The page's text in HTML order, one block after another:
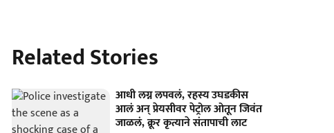
Related Stories
आधी लग्न लपवलं, रहस्य उघडकीस
आलं अन् प्रेयसीवर पेट्रोल ओतून जिवंत
जाळलं, क्रूर कृत्याने संतापाची लाट